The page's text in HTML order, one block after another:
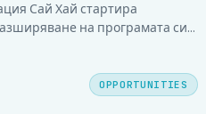
Сай Хай стартира
на програмата си
материали и ресурси,
OPPORTUNITIES